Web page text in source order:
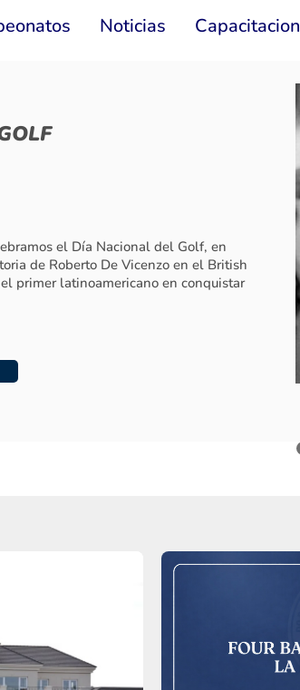
Noticias Capacitacion
BUSCA: PROFESIONAL DE GOLF
PGA de Argentina con cuota 2026